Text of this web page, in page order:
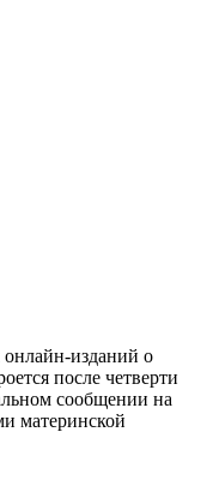
изданий о
после четверти
сообщении на
материнской